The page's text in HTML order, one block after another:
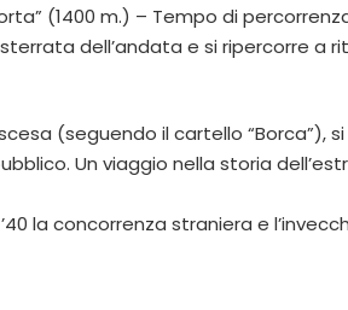
(1400 m.) – Tempo di
dell’andata e si ripercorre a
(seguendo il cartello “Borca”),
Un viaggio nella storia
la concorrenza straniera e